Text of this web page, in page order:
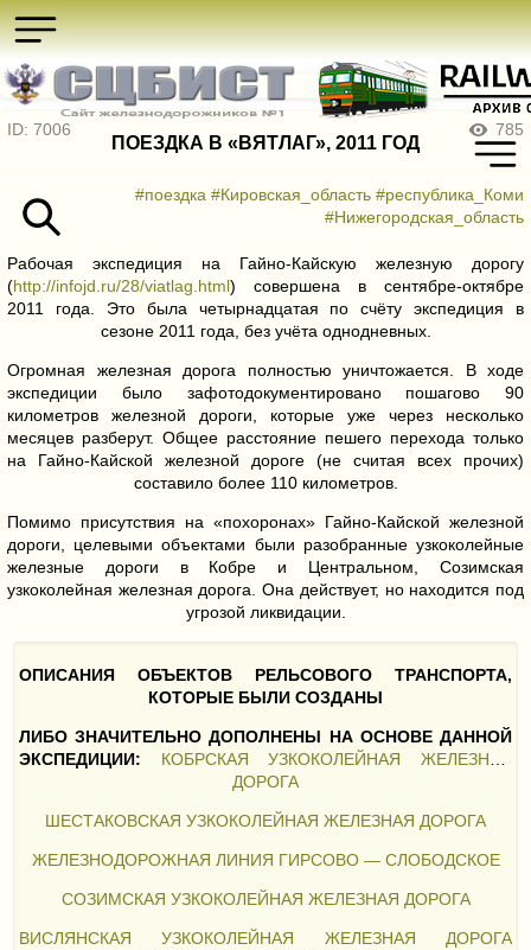
ID: 7006
ПОЕЗДКА В «ВЯТЛАГ», 2011 ГОД
785
#поездка #Кировская_область #республика_Коми
#Нижегородская_область
Рабочая экспедиция на Гайно-Кайскую железную дорогу
(http://infojd.ru/28/viatlag.html) совершена в сентябре-октябре
2011 года. Это была четырнадцатая по счёту экспедиция в
сезоне 2011 года, без учёта однодневных.
Огромная железная дорога полностью уничтожается. В ходе
экспедиции было зафотодокументировано пошагово 90
километров железной дороги, которые уже через несколько
месяцев разберут. Общее расстояние пешего перехода только
на Гайно-Кайской железной дороге (не считая всех прочих)
составило более 110 километров.
Помимо присутствия на «похоронах» Гайно-Кайской железной
дороги, целевыми объектами были разобранные узкоколейные
железные дороги в Кобре и Центральном, Созимская
узкоколейная железная дорога. Она действует, но находится под
угрозой ликвидации.
ОПИСАНИЯ ОБЪЕКТОВ РЕЛЬСОВОГО ТРАНСПОРТА,
КОТОРЫЕ БЫЛИ СОЗДАНЫ
ЛИБО ЗНАЧИТЕЛЬНО ДОПОЛНЕНЫ НА ОСНОВЕ ДАННОЙ
ЭКСПЕДИЦИИ:
КОБРСКАЯ УЗКОКОЛЕЙНАЯ ЖЕЛЕЗНАЯ
ДОРОГА
ШЕСТАКОВСКАЯ УЗКОКОЛЕЙНАЯ ЖЕЛЕЗНАЯ ДОРОГА
ЖЕЛЕЗНОДОРОЖНАЯ ЛИНИЯ ГИРСОВО — СЛОБОДСКОЕ
СОЗИМСКАЯ УЗКОКОЛЕЙНАЯ ЖЕЛЕЗНАЯ ДОРОГА
ВИСЛЯНСКАЯ УЗКОКОЛЕЙНАЯ ЖЕЛЕЗНАЯ ДОРОГА